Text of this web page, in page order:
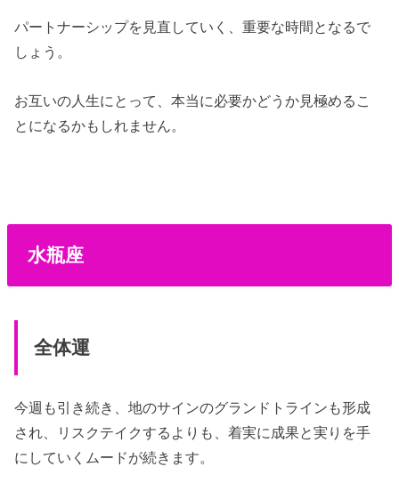
パートナーシップを見直していく、重要な時間となるで
しょう。
お互いの人生にとって、本当に必要かどうか見極めるこ
とになるかもしれません。
水瓶座
全体運
今週も引き続き、地のサインのグランドトラインも形成
され、リスクテイクするよりも、着実に成果と実りを手
にしていくムードが続きます。